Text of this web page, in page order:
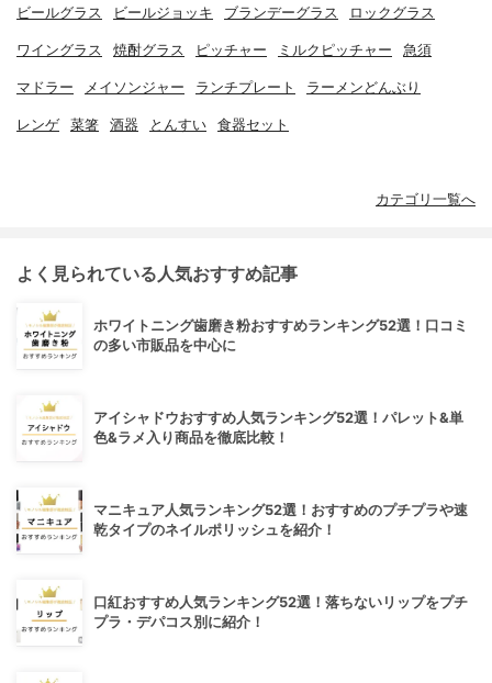
ビールグラス ビールジョッキ ブランデーグラス ロックグラス
ワイングラス 焼酎グラス ピッチャー ミルクピッチャー 急須
マドラー メイソンジャー ランチプレート ラーメンどんぶり
レンゲ 菜箸 酒器 とんすい 食器セット
カテゴリ一覧へ
よく見られている人気おすすめ記事
ホワイトニング歯磨き粉おすすめランキング52選！口コミ
の多い市販品を中心に
アイシャドウおすすめ人気ランキング52選！パレット&単
色&ラメ入り商品を徹底比較！
マニキュア人気ランキング52選！おすすめのプチプラや速
乾タイプのネイルポリッシュを紹介！
口紅おすすめ人気ランキング52選！落ちないリップをプチ
プラ・デパコス別に紹介！